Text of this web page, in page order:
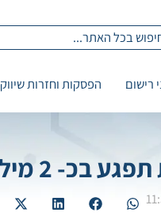
רישום הפסקות וחזרות שיווק
איש עד שנת 2015